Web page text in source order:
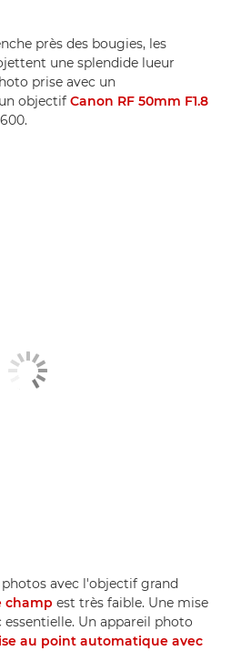
près des bougies, les
une splendide lueur
prise avec un
objectif Canon RF 50mm F1.8
avec l'objectif grand
champ est très faible. Une mise
Un appareil photo
au point automatique avec